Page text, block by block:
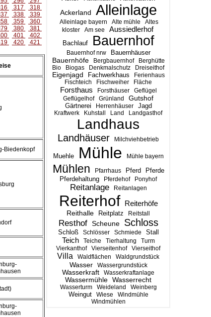
Ackerland Alleinlage
Alleinlage bayern Alte mühle
Altes
kloster
Am see Aussiedlerhof
Bachlauf Bauernhof
Bauernhof nrw Bauernhäuser
Bauernhöfe Bergbauernhof
Berghütte
Bio
Biogas Denkmalschutz Dreiseithof
Eigenjagd Fachwerkhaus
Ferienhaus
Fischteich
Fischweiher Fläche
Forsthaus Forsthäuser
Geflügel
Geflügelhof
Grünland
Gutshof
Gärtnerei
Herrenhäuser Jagd
Kraftwerk Kuhstall Land Landgasthof
Landhaus
Landhäuser Milchviehbetrieb
Muehle Mühle Mühle bayern
Mühlen Pfarrhaus Pferd Pferde
Pferdehaltung Pferdehof Ponyhof
Reitanlage Reitanlagen
Reiterhof Reiterhöfe
Reithalle Reitplatz Reitstall
Resthof Scheune Schloss
Schloß Schlösser Schmiede Stall
Teich Teiche Tierhaltung
Turm
Vierkanthof
Vierseitenhof Vierseithof
Villa Waldflächen Waldgrundstück
Wasser Wassergrundstück
Wasserkraft Wasserkraftanlage
Wassermühle Wasserrecht
Wasserturm Weideland Weinberg
Weingut Wiese
Windmühle
Windmühlen
317
318
338
339
359
360
380
381
401
402
420 421
Biedenkopf